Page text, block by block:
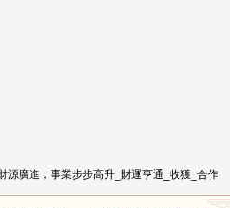
源廣進，事業步步高升_財運亨通_收獲_合作